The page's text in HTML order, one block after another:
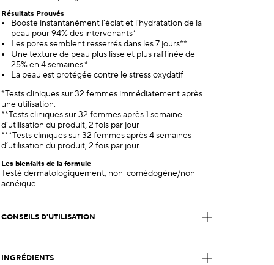
Résultats Prouvés
Booste instantanément l’éclat et l’hydratation de la
peau pour 94% des intervenants*
Les pores semblent resserrés dans les 7 jours**
Une texture de peau plus lisse et plus raffinée de
25% en 4 semaines*
La peau est protégée contre le stress oxydatif
*Tests cliniques sur 32 femmes immédiatement après
une utilisation.
**Tests cliniques sur 32 femmes après 1 semaine
d’utilisation du produit, 2 fois par jour
***Tests cliniques sur 32 femmes après 4 semaines
d’utilisation du produit, 2 fois par jour
Les bienfaits de la formule
Testé dermatologiquement; non-comédogène/non-
acnéique
CONSEILS D'UTILISATION
INGRÉDIENTS